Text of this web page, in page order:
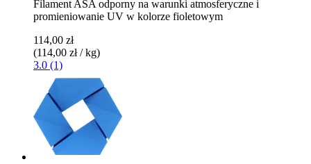
Filament ASA odporny na warunki atmosferyczne i
promieniowanie UV w kolorze fioletowym
114,00 zł
(114,00 zł / kg)
3.0 (1)